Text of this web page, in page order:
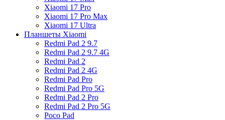
Xiaomi 17 Pro
Xiaomi 17 Pro Max
Xiaomi 17 Ultra
Планшеты Xiaomi
Redmi Pad 2 9.7
Redmi Pad 2 9.7 4G
Redmi Pad 2
Redmi Pad 2 4G
Redmi Pad Pro
Redmi Pad Pro 5G
Redmi Pad 2 Pro
Redmi Pad 2 Pro 5G
Poco Pad